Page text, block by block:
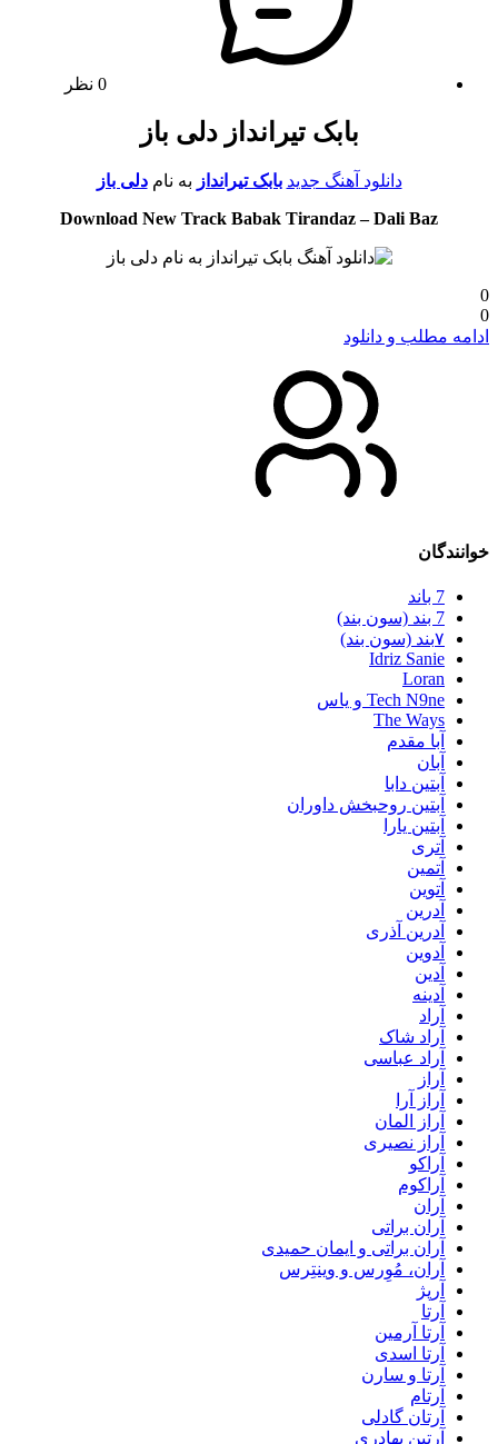
بابک تیرانداز دلی باز
دانلود آهنگ جدید بابک تیرانداز به نامدلی باز
Download New Track Babak Tirandaz – Dali Baz
0
0
ادامه مطلب و دانلود
خوانندگان
7 باند
7 بند (سون بند)
۷بند (سون بند)
Idriz Sanie
Loran
Tech N9ne و یاس
The Ways
آبا مقدم
آبان
آبتین دابا
آبتین روحبخش داوران
آبتین یارا
آتری
آتمین
آتوین
آدرین
آدرین آذری
آدوین
آدین
آدینه
آراد
آراد شاک
آراد عباسی
آراز
آراز آرا
آراز المان
آراز نصیری
آراکو
آراکوم
آران
آران براتی
آران براتی و ایمان حمیدی
آران، مُوِرس و وینتِرس
آرپژ
آرتا
آرتا آرمین
آرتا اسدی
آرتا و سارن
آرتام
آرتان گادلی
آرتبن بهادری